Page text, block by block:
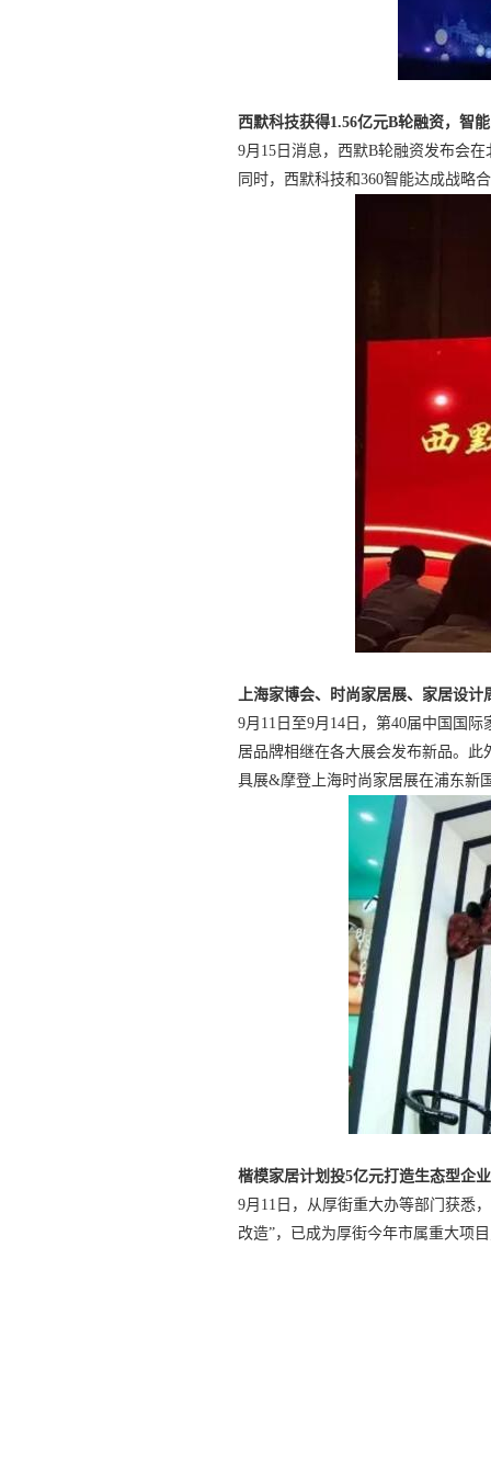
西默科技获得1.56亿元B轮融资，智
9月15日消息，西默B轮融资发布会
同时，西默科技和360智能达成战略
上海家博会、时尚家居展、家居设计
9月11日至9月14日，第40届中国国
居品牌相继在各大展会发布新品。此
具展&摩登上海时尚家居展在浦东新
楷模家居计划投5亿元打造生态型企
9月11日，从厚街重大办等部门获悉
改造”，已成为厚街今年市属重大项